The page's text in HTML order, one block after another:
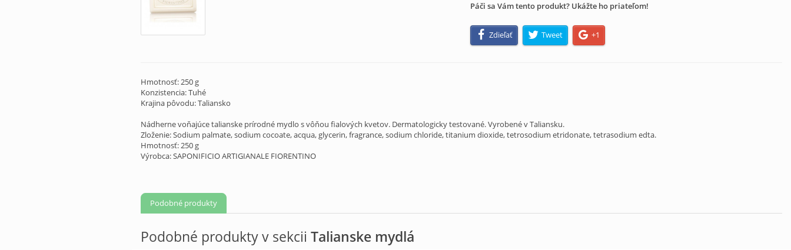
Páči sa Vám tento produkt? Ukážte ho priateľom!
Zdieľať Tweet +1
Hmotnosť: 250 g
Konzistencia: Tuhé
Krajina pôvodu: Taliansko
Nádherne voňajúce talianske prírodné mydlo s vôňou fialových kvetov. Dermatologicky testované. Vyrobené v Taliansku.
Zloženie: Sodium palmate, sodium cocoate, acqua, glycerin, fragrance, sodium chloride, titanium dioxide, tetrosodium etridonate, tetrasodium edta.
Hmotnosť: 250 g
Výrobca: SAPONIFICIO ARTIGIANALE FIORENTINO
Podobné produkty
Podobné produkty v sekcii Talianske mydlá